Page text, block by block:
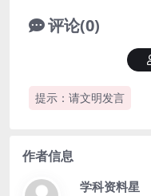
评论(0)
提示：请文明发言
作者信息
学科资料星